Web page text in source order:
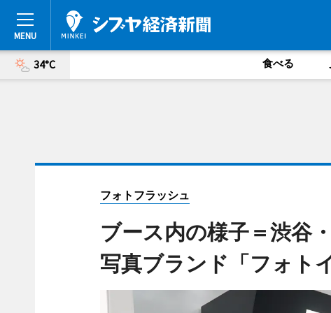
34°C 食べる
フォトフラッシュ
ブース内の様子＝渋谷
写真ブランド「フォト